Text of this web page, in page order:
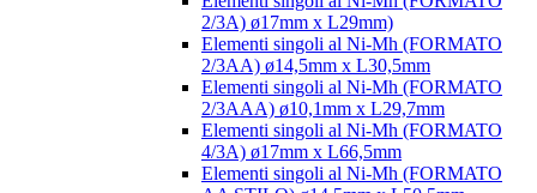
2/3A) ø17mm x L29mm)
Elementi singoli al Ni-Mh (FORMATO
2/3AA) ø14,5mm x L30,5mm
Elementi singoli al Ni-Mh (FORMATO
2/3AAA) ø10,1mm x L29,7mm
Elementi singoli al Ni-Mh (FORMATO
4/3A) ø17mm x L66,5mm
Elementi singoli al Ni-Mh (FORMATO